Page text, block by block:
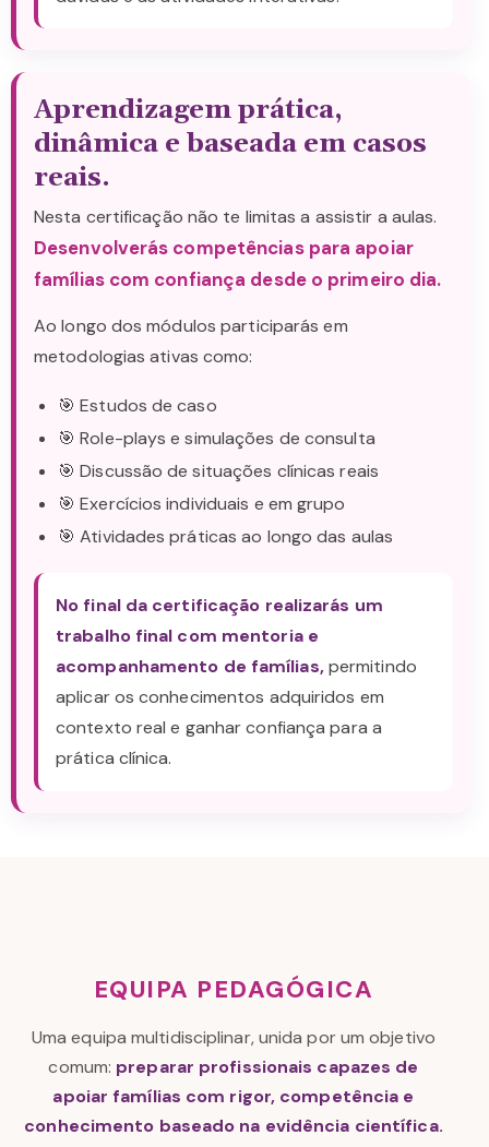
Aprendizagem prática,
dinâmica e baseada em casos
reais.
Nesta certificação não te limitas a assistir a aulas.
Desenvolverás competências para apoiar
famílias com confiança desde o primeiro dia.
Ao longo dos módulos participarás em
metodologias ativas como:
🎯 Estudos de caso
🎯 Role-plays e simulações de consulta
🎯 Discussão de situações clínicas reais
🎯 Exercícios individuais e em grupo
🎯 Atividades práticas ao longo das aulas
No final da certificação realizarás um
trabalho final com mentoria e
acompanhamento de famílias,permitindo
aplicar os conhecimentos adquiridos em
contexto real e ganhar confiança para a
prática clínica.
EQUIPA PEDAGÓGICA
Uma equipa multidisciplinar, unida por um objetivo
comum: preparar profissionais capazes de
apoiar famílias com rigor, competência e
conhecimento baseado na evidência científica.